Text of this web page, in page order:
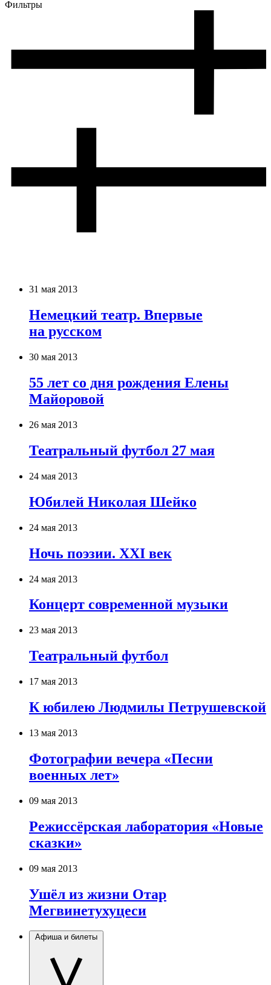
Фильтры
31 мая 2013
Немецкий театр. Впервые
на русском
30 мая 2013
55 лет со дня рождения Елены
Майоровой
26 мая 2013
Театральный футбол 27 мая
24 мая 2013
Юбилей Николая Шейко
24 мая 2013
Ночь поэзии. XXI век
24 мая 2013
Концерт современной музыки
23 мая 2013
Театральный футбол
17 мая 2013
К юбилею Людмилы Петрушевской
13 мая 2013
Фотографии вечера «Песни
военных лет»
09 мая 2013
Режиссёрская лаборатория «Новые
сказки»
09 мая 2013
Ушёл из жизни Отар
Мегвинетухуцеси
Афиша и билеты